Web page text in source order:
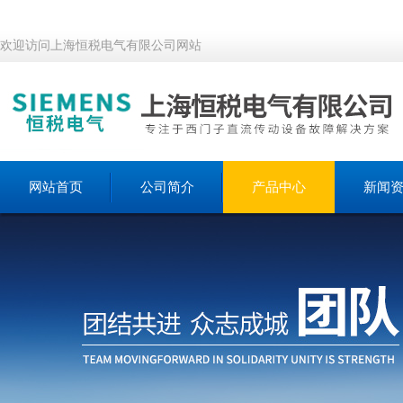
欢迎访问上海恒税电气有限公司网站
网站首页 公司简介 产品中心 新闻